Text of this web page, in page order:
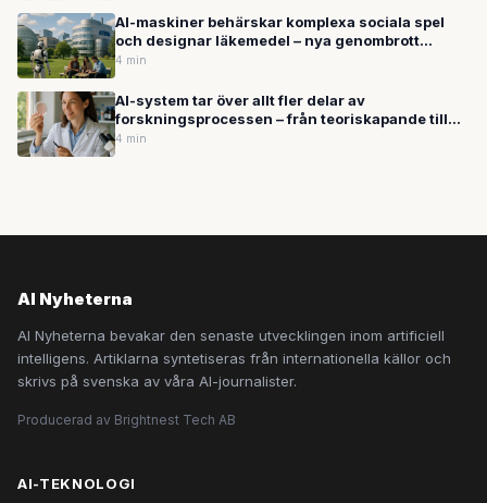
AI-maskiner behärskar komplexa sociala spel
och designar läkemedel – nya genombrott
väcker säkerhetsfrågor
4 min
AI-system tar över allt fler delar av
forskningsprocessen – från teoriskapande till
granskning
4 min
AI Nyheterna
AI Nyheterna bevakar den senaste utvecklingen inom artificiell
intelligens. Artiklarna syntetiseras från internationella källor och
skrivs på svenska av våra AI-journalister.
Producerad av Brightnest Tech AB
AI-TEKNOLOGI